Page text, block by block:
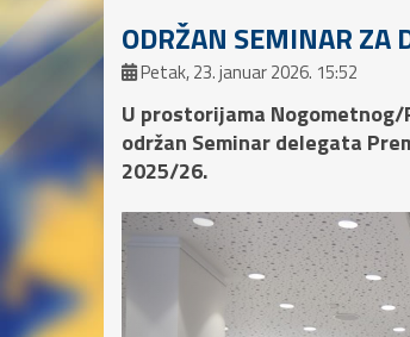
ODRŽAN SEMINAR ZA
Petak, 23. januar 2026. 15:52
U prostorijama Nogometnog/
održan Seminar delegata
2025/26.